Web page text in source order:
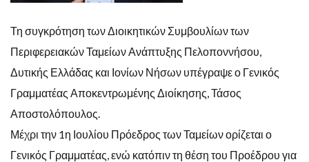
Τη συγκρότηση των Διοικητικών Συμβουλίων των
Περιφερειακών Ταμείων Ανάπτυξης Πελοποννήσου,
Δυτικής Ελλάδας και Ιονίων Νήσων υπέγραψε ο Γενικός
Γραμματέας Αποκεντρωμένης Διοίκησης, Τάσος
Αποστολόπουλος.
Μέχρι την 1η Ιουλίου Πρόεδρος των Ταμείων ορίζεται ο
Γενικός Γραμματέας, ενώ κατόπιν τη θέση του Προέδρου για